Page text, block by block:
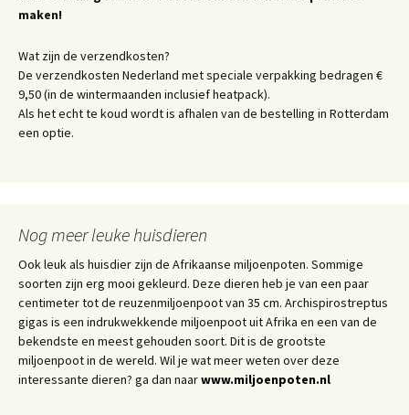
maken!
Wat zijn de verzendkosten?
De verzendkosten Nederland met speciale verpakking bedragen €
9,50 (in de wintermaanden inclusief heatpack).
Als het echt te koud wordt is afhalen van de bestelling in Rotterdam
een optie.
Nog meer leuke huisdieren
Ook leuk als huisdier zijn de Afrikaanse miljoenpoten. Sommige
soorten zijn erg mooi gekleurd. Deze dieren heb je van een paar
centimeter tot de reuzenmiljoenpoot van 35 cm. Archispirostreptus
gigas is een indrukwekkende miljoenpoot uit Afrika en een van de
bekendste en meest gehouden soort. Dit is de grootste
miljoenpoot in de wereld. Wil je wat meer weten over deze
interessante dieren? ga dan naarwww.miljoenpoten.nl